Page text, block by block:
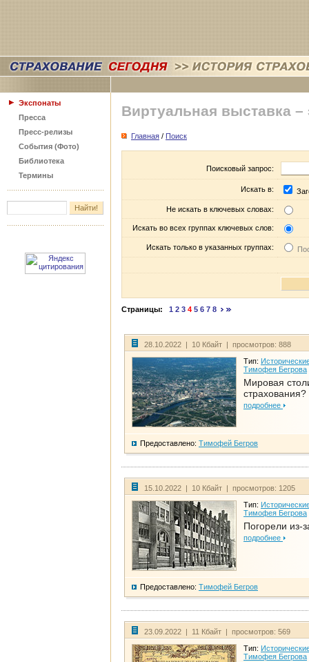
Экспонаты
Пресса
Пресс-релизы
События (Фото)
Библиотека
Термины
Виртуальная выставка –
Главная / Поиск
Поисковый запрос:
Искать в:
Не искать в ключевых словах:
Искать во всех группах ключевых слов:
Искать только в указанных группах:
Страницы: 1 2 3 4 5 6 7 8
28.10.2022 | 10 Кбайт | просмотров: 888
Тип:
Тимофея Бегрова
Мировая
страхования?
подробнее
Предоставлено: Тимофей Бегров
15.10.2022 | 10 Кбайт | просмотров: 1205
Тип:
Тимофея Бегрова
Погорели из-
подробнее
Предоставлено: Тимофей Бегров
23.09.2022 | 11 Кбайт | просмотров: 569
Тип:
Тимофея Бегрова